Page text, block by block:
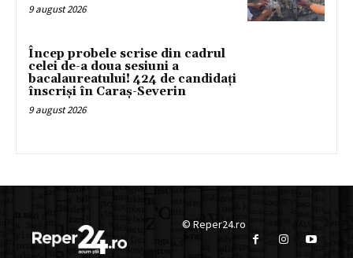
9 august 2026
Încep probele scrise din cadrul
celei de-a doua sesiuni a
bacalaureatului! 424 de candidați
înscriși în Caraș-Severin
9 august 2026
© Reper24.ro